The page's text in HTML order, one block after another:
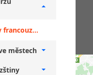
Konverzační kurzy francouzštiny Sedlčany + falešní začátečníci
městech